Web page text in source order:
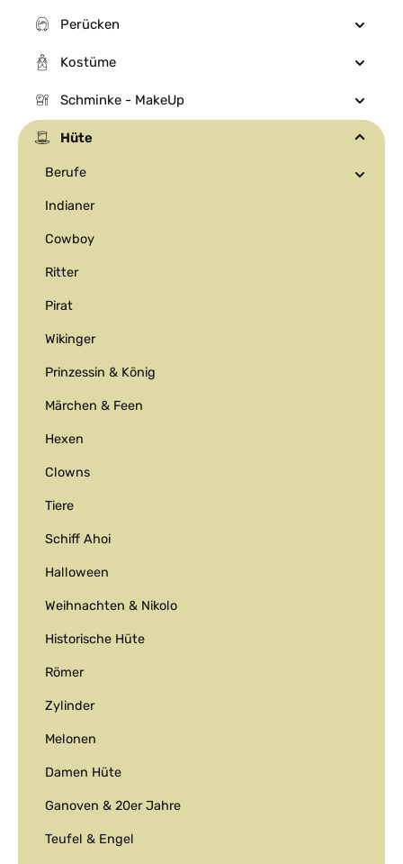
Perücken
Kostüme
Schminke - MakeUp
Hüte
Berufe
Indianer
Cowboy
Ritter
Pirat
Wikinger
Prinzessin & König
Märchen & Feen
Hexen
Clowns
Tiere
Schiff Ahoi
Halloween
Weihnachten & Nikolo
Historische Hüte
Römer
Zylinder
Melonen
Damen Hüte
Ganoven & 20er Jahre
Teufel & Engel